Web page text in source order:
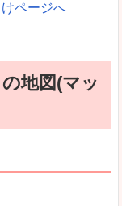
ページへ
地図(マッ